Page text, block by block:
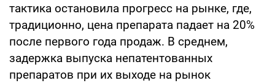
тактика остановила прогресс на рынке, где,
традиционно, цена препарата падает на 20%
после первого года продаж. В среднем,
задержка выпуска непатентованных
препаратов при их выходе на рынок